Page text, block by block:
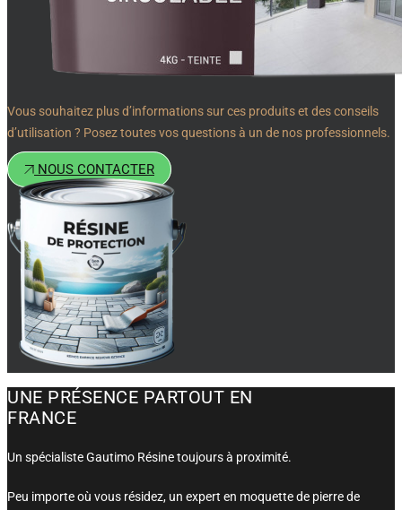
Vous souhaitez plus d’informations sur ces produits et des conseils
d’utilisation ? Posez toutes vos questions à un de nos professionnels.
NOUS CONTACTER
UNE PRÉSENCE PARTOUT EN
FRANCE
Un spécialiste Gautimo Résine toujours à proximité.
Peu importe où vous résidez, un expert en moquette de pierre de